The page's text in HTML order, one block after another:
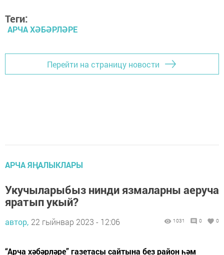
Теги:
АРЧА ХӘБӘРЛӘРЕ
Перейти на страницу новости
АРЧА ЯҢАЛЫКЛАРЫ
Укучыларыбыз нинди язмаларны аеруча
яратып укый?
автор, 22 гыйнвар 2023 - 12:06 1031 0 0
“Арча хәбәрләре” газетасы сайтына без район һәм